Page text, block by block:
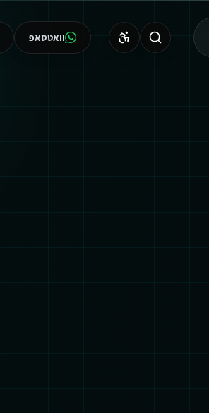
וואטסאפ